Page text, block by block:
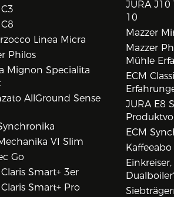
Linea Micra
Philos
Mignon Specialita
AllGround Sense
VI Slim
Go
Smart+ 3er
Smart+ Pro
JURA J10
10
Mazzer
Mazzer
Mühle
ECM
JURA E8
ECM
Kaffeeabo